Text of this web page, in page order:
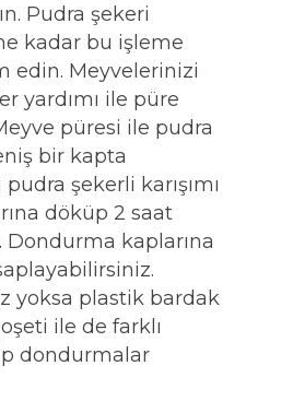
Pudra şekeri
kadar bu işleme
edin. Meyvelerinizi
yardımı ile püre
püresi ile pudra
bir kapta
şekerli karışımı
döküp 2 saat
kaplarına
yoksa plastik bardak
ile de farklı
dondurmalar